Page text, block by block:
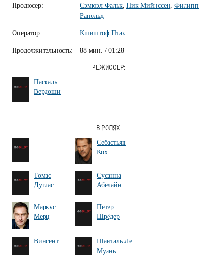
Продюсер:
Сэмюэл Фальк, Ник Мийнссен, Филипп
Рапольд
Оператор: Кшиштоф Птак
Продолжительность: 88 мин. / 01:28
РЕЖИССЕР:
Паскаль
Вердоши
В РОЛЯХ:
Себастьян
Кох
Томас
Дуглас
Сусанна
Абелайн
Маркус
Мерц
Петер
Шрёдер
Винсент
Шанталь Ле
Муань